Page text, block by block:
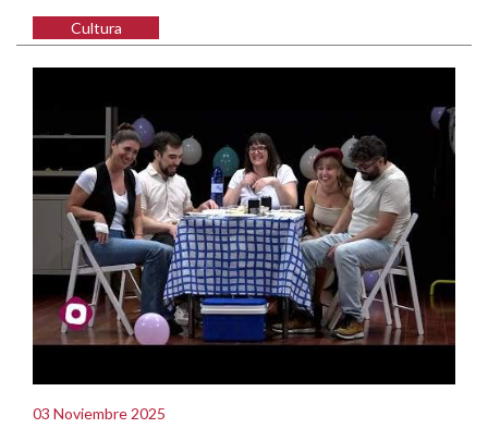
Cultura
03 Noviembre 2025